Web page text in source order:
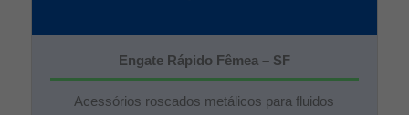
Engate Rápido Fêmea – SF
Acessórios roscados metálicos para fluidos